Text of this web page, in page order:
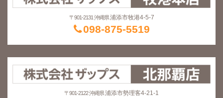
〒901-2131 沖縄県 浦添市牧港4-5-7
098-875-5519
〒901-2122 沖縄県浦添市勢理客4-21-1